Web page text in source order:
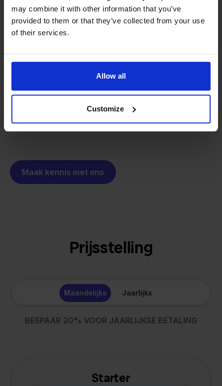
may combine it with other information that you’ve
provided to them or that they’ve collected from your use
of their services.
Allow all
Customize
investeerders of externe druk.
Van retailer naar
uitgegroeid tot een platform voor online verkopers in
heel Europa. De missie is hetzelfde gebleven:
multichannel verkopen eenvoudig maken.
Maak kennis met ons
Prijsstelling
Maandelijks Jaarlijks
BESPAAR 20% VOOR JAARLIJKSE BETALING
Starter